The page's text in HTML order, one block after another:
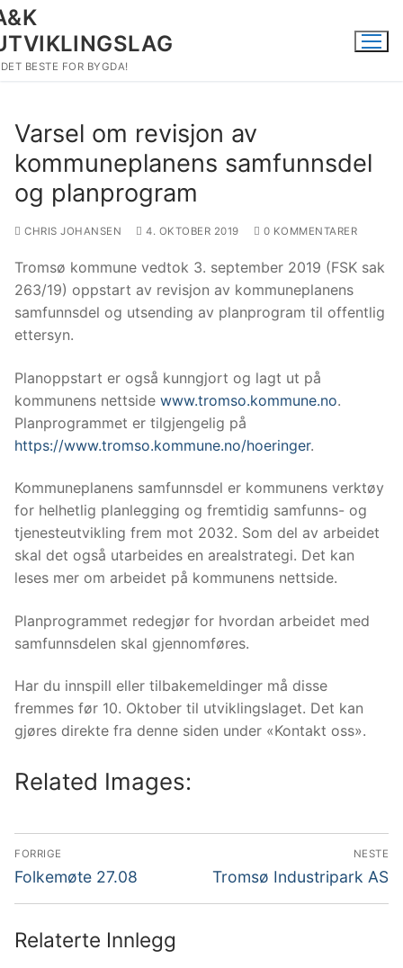
Hopp
til
innholdet
BESTE FOR BYGDA!
Varsel om revisjon av
kommuneplanens samfunnsdel
og planprogram
CHRIS JOHANSEN 4. OKTOBER 2019 0 KOMMENTARER
Tromsø kommune vedtok 3. september 2019 (FSK sak
263/19) oppstart av revisjon av kommuneplanens
samfunnsdel og utsending av planprogram til offentlig
ettersyn.
Planoppstart er også kunngjort og lagt ut på
kommunens nettside www.tromso.kommune.no.
Planprogrammet er tilgjengelig på
https://www.tromso.kommune.no/hoeringer.
Kommuneplanens samfunnsdel er kommunens verktøy
for helhetlig planlegging og fremtidig samfunns- og
tjenesteutvikling frem mot 2032. Som del av arbeidet
skal det også utarbeides en arealstrategi. Det kan
leses mer om arbeidet på kommunens nettside.
Planprogrammet redegjør for hvordan arbeidet med
samfunnsdelen skal gjennomføres.
Har du innspill eller tilbakemeldinger må disse
fremmes før 10. Oktober til utviklingslaget. Det kan
gjøres direkte fra denne siden under «Kontakt oss».
Related Images:
Innleggsnavigasjon
FORRIGE
Forrige
Folkemøte 27.08
NESTE
Neste
Tromsø Industripark AS
Relaterte Innlegg